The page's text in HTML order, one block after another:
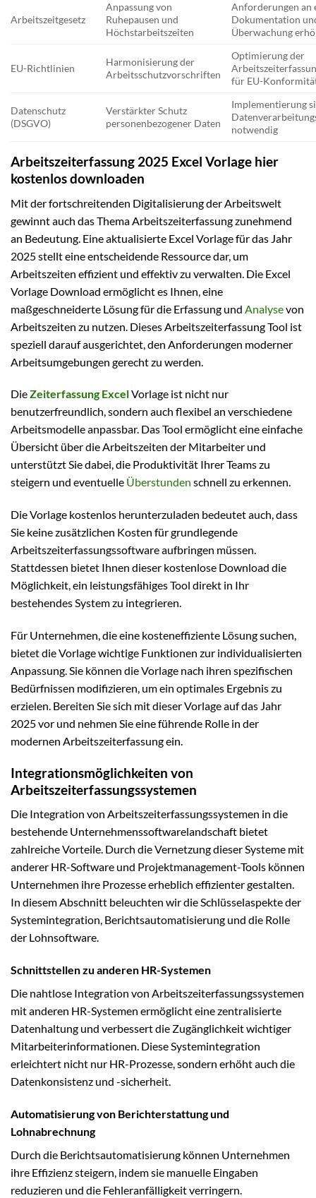
Arbeitszeitgesetz
Anpassung von
Ruhepausen und
Höchstarbeitszeiten
Anforderungen an
Dokumentation
Überwachung
EU-Richtlinien
Harmonisierung der
Arbeitsschutzvorschriften
Optimierung der
für EU-
Datenschutz
(DSGVO)
Verstärkter Schutz
personenbezogener Daten
Implementierung
notwendig
Arbeitszeiterfassung 2025 Excel Vorlage hier
kostenlos downloaden
Mit der fortschreitenden Digitalisierung der Arbeitswelt
gewinnt auch das Thema Arbeitszeiterfassung zunehmend
an Bedeutung. Eine aktualisierte Excel Vorlage für das Jahr
2025 stellt eine entscheidende Ressource dar, um
Arbeitszeiten effizient und effektiv zu verwalten. Die Excel
Vorlage Download ermöglicht es Ihnen, eine
maßgeschneiderte Lösung für die Erfassung und Analysevon
Arbeitszeiten zu nutzen. Dieses Arbeitszeiterfassung Tool ist
speziell darauf ausgerichtet, den Anforderungen moderner
Arbeitsumgebungen gerecht zu werden.
DieZeiterfassung ExcelVorlage ist nicht nur
benutzerfreundlich, sondern auch flexibel an verschiedene
Arbeitsmodelle anpassbar. Das Tool ermöglicht eine einfache
Übersicht über die Arbeitszeiten der Mitarbeiter und
unterstützt Sie dabei, die Produktivität Ihrer Teams zu
steigern und eventuelle Überstunden schnell zu erkennen.
Die Vorlage kostenlos herunterzuladen bedeutet auch, dass
Sie keine zusätzlichen Kosten für grundlegende
Arbeitszeiterfassungssoftware aufbringen müssen.
Stattdessen bietet Ihnen dieser kostenlose Download die
Möglichkeit, ein leistungsfähiges Tool direkt in Ihr
bestehendes System zu integrieren.
Für Unternehmen, die eine kosteneffiziente Lösung suchen,
bietet die Vorlage wichtige Funktionen zur individualisierten
Anpassung. Sie können die Vorlage nach ihren spezifischen
Bedürfnissen modifizieren, um ein optimales Ergebnis zu
erzielen. Bereiten Sie sich mit dieser Vorlage auf das Jahr
2025 vor und nehmen Sie eine führende Rolle in der
modernen Arbeitszeiterfassung ein.
Integrationsmöglichkeiten von
Arbeitszeiterfassungssystemen
Die Integration von Arbeitszeiterfassungssystemen in die
bestehende Unternehmenssoftwarelandschaft bietet
zahlreiche Vorteile. Durch die Vernetzung dieser Systeme mit
anderer HR-Software und Projektmanagement-Tools können
Unternehmen ihre Prozesse erheblich effizienter gestalten.
In diesem Abschnitt beleuchten wir die Schlüsselaspekte der
Systemintegration, Berichtsautomatisierung und die Rolle
der Lohnsoftware.
Schnittstellen zu anderen HR-Systemen
Die nahtlose Integration von Arbeitszeiterfassungssystemen
mit anderen HR-Systemen ermöglicht eine zentralisierte
Datenhaltung und verbessert die Zugänglichkeit wichtiger
Mitarbeiterinformationen. Diese Systemintegration
erleichtert nicht nur HR-Prozesse, sondern erhöht auch die
Datenkonsistenz und -sicherheit.
Automatisierung von Berichterstattung und
Lohnabrechnung
Durch die Berichtsautomatisierung können Unternehmen
ihre Effizienz steigern, indem sie manuelle Eingaben
reduzieren und die Fehleranfälligkeit verringern.